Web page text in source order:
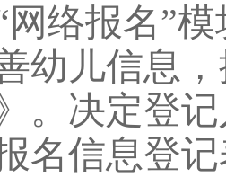
络报名”
幼儿信息
。决定登
报名信息登